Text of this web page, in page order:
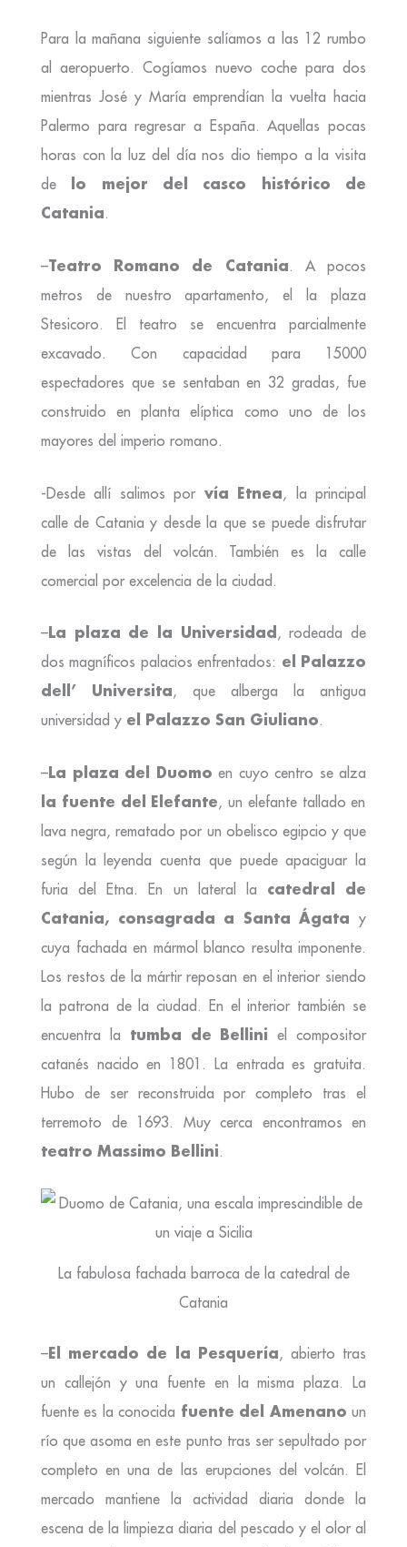
Para la mañana siguiente salíamos a las 12 rumbo
al aeropuerto. Cogíamos nuevo coche para dos
mientras José y María emprendían la vuelta hacia
Palermo para regresar a España. Aquellas pocas
horas con la luz del día nos dio tiempo a la visita
de
lo mejor del casco histórico de
Catania.
–Teatro Romano de Catania. A pocos
metros de nuestro apartamento, el la plaza
Stesicoro. El teatro se encuentra parcialmente
excavado. Con capacidad para 15000
espectadores que se sentaban en 32 gradas, fue
construido en planta elíptica como uno de los
mayores del imperio romano.
-Desde allí salimos por vía Etnea, la principal
calle de Catania y desde la que se puede disfrutar
de las vistas del volcán. También es la calle
comercial por excelencia de la ciudad.
–La plaza de la Universidad , rodeada de
dos magníficos palacios enfrentados: el Palazzo
dell’ Universita, que alberga la antigua
universidad y el Palazzo San Giuliano.
–La plaza del Duomo en cuyo centro se alza
la fuente del Elefante, un elefante tallado en
lava negra, rematado por un obelisco egipcio y que
según la leyenda cuenta que puede apaciguar la
furia del Etna. En un lateral la catedral de
Catania, consagrada a Santa Ágata y
cuya fachada en mármol blanco resulta imponente.
Los restos de la mártir reposan en el interior siendo
la patrona de la ciudad. En el interior también se
encuentra la tumba de Bellini el compositor
catanés nacido en 1801. La entrada es gratuita.
Hubo de ser reconstruida por completo tras el
terremoto de 1693. Muy cerca encontramos en
teatro Massimo Bellini.
La fabulosa fachada barroca de la catedral de
Catania
–El mercado de la Pesquería, abierto tras
un callejón y una fuente en la misma plaza. La
fuente es la conocida fuente del Amenano un
río que asoma en este punto tras ser sepultado por
completo en una de las erupciones del volcán. El
mercado mantiene la actividad diaria donde la
escena de la limpieza diaria del pescado y el olor al